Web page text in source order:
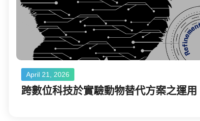
April 21, 2026
跨數位科技於實驗動物替代方案之運用